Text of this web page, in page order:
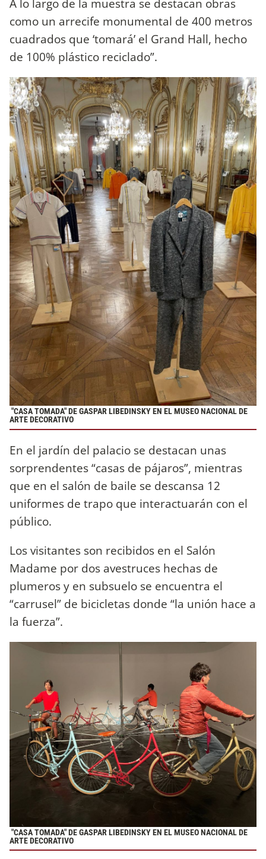
como un arrecife monumental de 400 metros
cuadrados que ‘tomará’ el Grand Hall, hecho
de 100% plástico reciclado”.
"CASA TOMADA" DE GASPAR LIBEDINSKY EN EL MUSEO NACIONAL DE
ARTE DECORATIVO
En el jardín del palacio se destacan unas
sorprendentes “casas de pájaros”, mientras
que en el salón de baile se descansa 12
uniformes de trapo que interactuarán con el
público.
Los visitantes son recibidos en el Salón
Madame por dos avestruces hechas de
plumeros y en subsuelo se encuentra el
“carrusel” de bicicletas donde “la unión hace a
la fuerza”.
"CASA TOMADA" DE GASPAR LIBEDINSKY EN EL MUSEO NACIONAL DE
ARTE DECORATIVO